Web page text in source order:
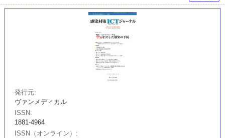
発行元
ヴァンメディカル
ISSN
1881-4964
ISSN（オンライン）